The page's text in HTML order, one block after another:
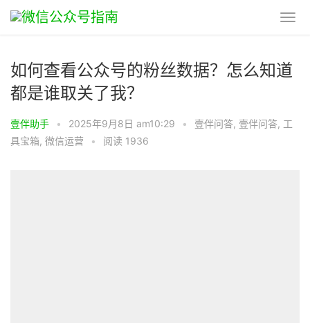
如何查看公众号的粉丝数据？怎么知道
都是谁取关了我？
壹伴助手 • 2025年9月8日 am10:29 • 壹伴问答, 壹伴问答, 工
具宝箱, 微信运营 • 阅读 1936